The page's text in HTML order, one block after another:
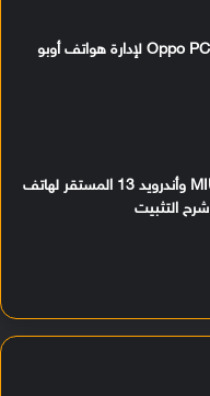
تحميل برنامج Oppo PC Suite لإدارة هواتف أوبو
تحميل تحديث MIUI 14 وأندرويد 13 المستقر لهاتف